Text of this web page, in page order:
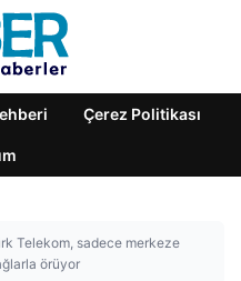
Çerez Politikası
Telekom, sadece merkeze
örüyor